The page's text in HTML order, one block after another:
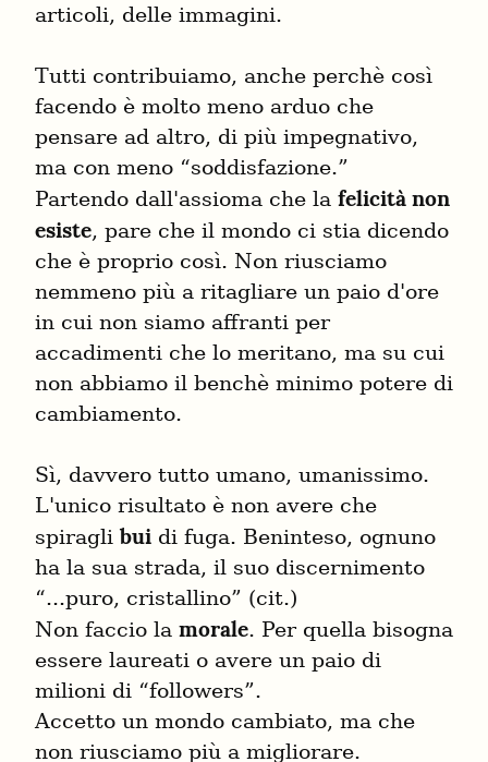
articoli, delle immagini.
Tutti contribuiamo, anche perchè così
facendo è molto meno arduo che
pensare ad altro, di più impegnativo,
ma con meno “soddisfazione.”
Partendo dall'assioma che la felicità non
esiste, pare che il mondo ci stia dicendo
che è proprio così. Non riusciamo
nemmeno più a ritagliare un paio d'ore
in cui non siamo affranti per
accadimenti che lo meritano, ma su cui
non abbiamo il benchè minimo potere di
cambiamento.
Sì, davvero tutto umano, umanissimo.
L'unico risultato è non avere che
spiragli bui di fuga. Beninteso, ognuno
ha la sua strada, il suo discernimento
“...puro, cristallino” (cit.)
Non faccio la morale. Per quella bisogna
essere laureati o avere un paio di
milioni di “followers”.
Accetto un mondo cambiato, ma che
non riusciamo più a migliorare.